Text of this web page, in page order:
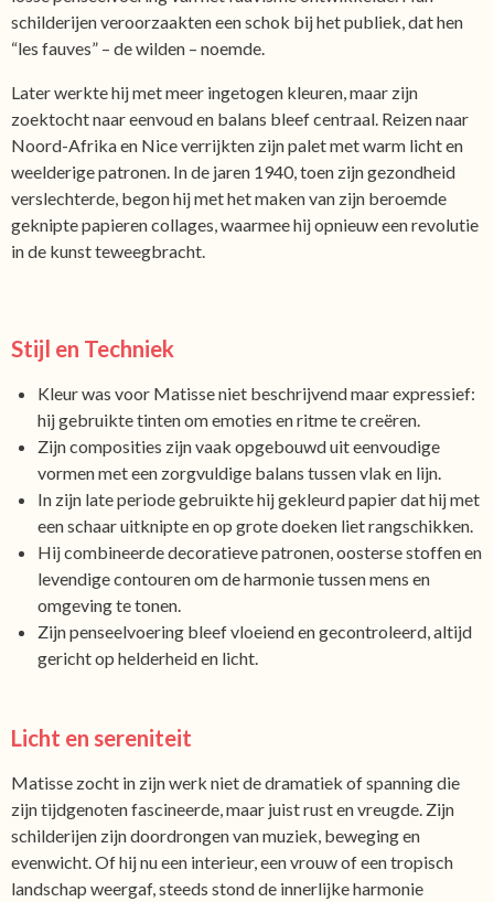
schilderijen veroorzaakten een schok bij het publiek, dat hen
“les fauves” – de wilden – noemde.
Later werkte hij met meer ingetogen kleuren, maar zijn
zoektocht naar eenvoud en balans bleef centraal. Reizen naar
Noord-Afrika en Nice verrijkten zijn palet met warm licht en
weelderige patronen. In de jaren 1940, toen zijn gezondheid
verslechterde, begon hij met het maken van zijn beroemde
geknipte papieren collages, waarmee hij opnieuw een revolutie
in de kunst teweegbracht.
Stijl en Techniek
Kleur was voor Matisse niet beschrijvend maar expressief:
hij gebruikte tinten om emoties en ritme te creëren.
Zijn composities zijn vaak opgebouwd uit eenvoudige
vormen met een zorgvuldige balans tussen vlak en lijn.
In zijn late periode gebruikte hij gekleurd papier dat hij met
een schaar uitknipte en op grote doeken liet rangschikken.
Hij combineerde decoratieve patronen, oosterse stoffen en
levendige contouren om de harmonie tussen mens en
omgeving te tonen.
Zijn penseelvoering bleef vloeiend en gecontroleerd, altijd
gericht op helderheid en licht.
Licht en sereniteit
Matisse zocht in zijn werk niet de dramatiek of spanning die
zijn tijdgenoten fascineerde, maar juist rust en vreugde. Zijn
schilderijen zijn doordrongen van muziek, beweging en
evenwicht. Of hij nu een interieur, een vrouw of een tropisch
landschap weergaf, steeds stond de innerlijke harmonie